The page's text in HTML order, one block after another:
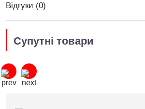
Відгуки (0)
Супутні товари